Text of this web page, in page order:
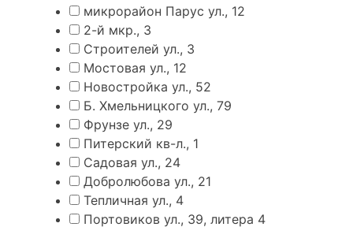
микрорайон Парус ул., 12
2-й мкр., 3
Строителей ул., 3
Мостовая ул., 12
Новостройка ул., 52
Б. Хмельницкого ул., 79
Фрунзе ул., 29
Питерский кв-л., 1
Садовая ул., 24
Добролюбова ул., 21
Тепличная ул., 4
Портовиков ул., 39, литера 4